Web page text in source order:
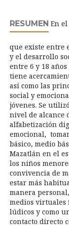
RESUMEN En
que existe entre
y el desarrollo
entre 6 y 18
tiene
así como las
social y
jóvenes. Se
nivel de alcance
alfabetización
emocional,
básico, medio
Mazatlán en el
los niños
convivencia de
estar más
manera
medios virtuales
lúdicos y como
contacto directo